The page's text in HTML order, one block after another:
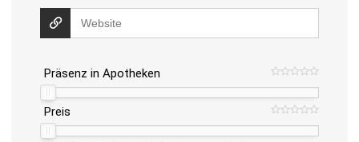
Präsenz in Apotheken
Preis